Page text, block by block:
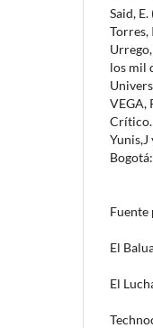
Said,
Torres,
los mil
VEGA,
Crítico.
El
El